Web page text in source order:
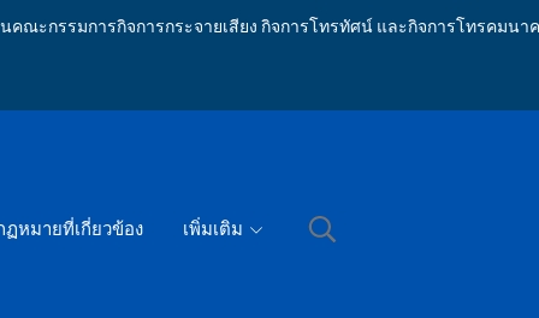
ณะกรรมการกิจการกระจายเสียง กิจการโทรทัศน์ และกิจการโทรคมนา
ฏหมายที่เกี่ยวข้อง เพิ่มเติม